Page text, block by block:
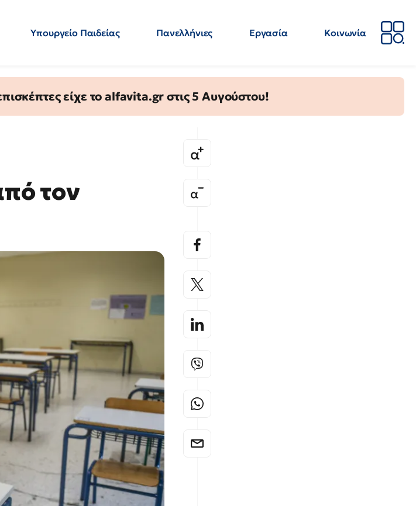
Υπουργείο Παιδείας Πανελλήνιες Εργασία
Κοινωνία
είχε το alfavita.gr στις 5 Αυγούστου!
τον